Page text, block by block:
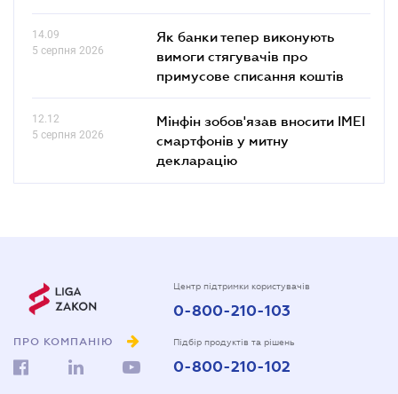
14.09
5 серпня 2026
Як банки тепер виконують
вимоги стягувачів про
примусове списання коштів
12.12
5 серпня 2026
Мінфін зобов'язав вносити IMEI
смартфонів у митну
декларацію
ПРО КОМПАНІЮ
Центр підтримки користувачів
0-800-210-103
Підбір продуктів та рішень
0-800-210-102